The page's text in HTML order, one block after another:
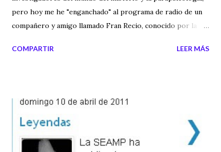
pero hoy me he "enganchado" al programa de radio de un
compañero y amigo llamado Fran Recio, conocido por la
de nuestros temas preferidos. De Fran, admiro muchas
las personas que van en busca del fenómeno, no un teórico
de libros y despacho, sino de un investigador que acude
podéis encontrar contenidos de calidad y también os enlazo
COMPARTIR LEER MÁS